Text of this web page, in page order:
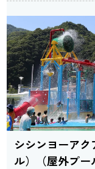
シシンヨーア
ル）（屋外プー